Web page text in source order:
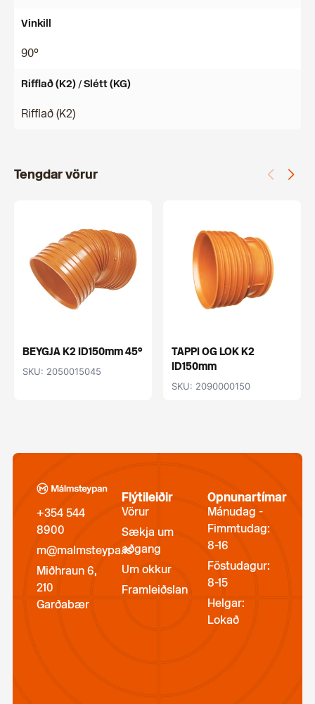
Vinkill
90°
Rifflað (K2) / Slétt (KG)
Rifflað (K2)
Tengdar vörur
BEYGJA K2 ID150mm 45°
SKU: 2050015045
TAPPI OG LOK K2
ID150mm
SKU: 2090000150
+354 544
8900
m@malmsteypa.is
Miðhraun 6,
210
Garðabær
Flýtileiðir
Vörur
Sækja um
aðgang
Um okkur
Framleiðslan
Opnunartímar
Mánudag -
Fimmtudag:
8-16
Föstudagur:
8-15
Helgar:
Lokað